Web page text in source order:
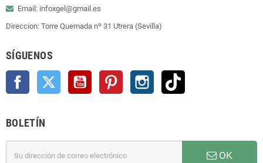
Email: infoxgel@gmail.es
Direccion: Torre Quemada nº 31 Utrera (Sevilla)
SÍGUENOS
Facebook Twitter YouTube Pinterest Instagram
BOLETÍN
OK